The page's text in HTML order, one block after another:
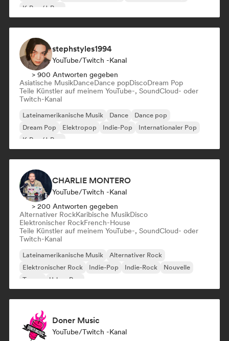
K-Pop/J-Pop
stephstyles1994
YouTube/Twitch -Kanal
> 900 Antworten gegeben
Asiatische MusikDanceDance popDiscoDream Pop
Teile Künstler auf meinem YouTube-, SoundCloud- oder
Twitch-Kanal
Lateinamerikanische Musik Dance
Dance pop
Dream Pop
Elektropop Indie-Pop
Internationaler Pop
K-Pop/J-Pop
CHARLIE MONTERO
YouTube/Twitch -Kanal
> 200 Antworten gegeben
Alternativer RockKaribische MusikDisco
Elektronischer RockFrench-House
Teile Künstler auf meinem YouTube-, SoundCloud- oder
Twitch-Kanal
Lateinamerikanische Musik
Alternativer Rock
Elektronischer Rock
Indie-Pop Indie-Rock
Nouvelle
Trance
Urban Pop
Doner Music
YouTube/Twitch -Kanal